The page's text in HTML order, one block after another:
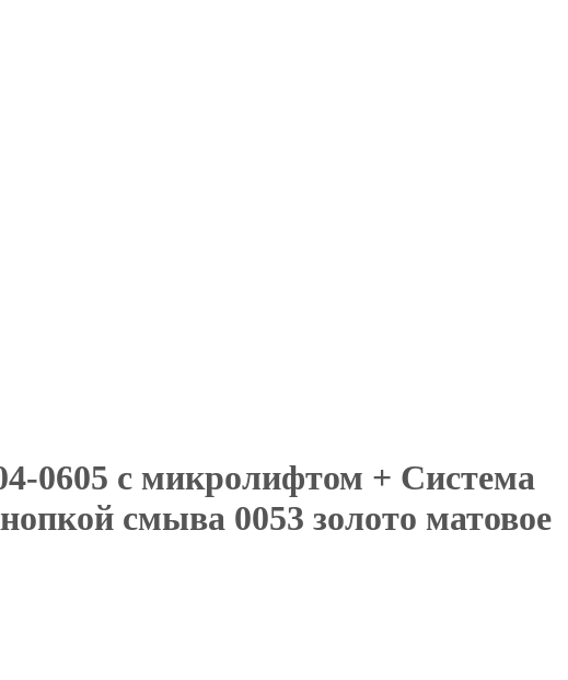
0605 с микролифтом + Система
смыва 0053 золото матовое